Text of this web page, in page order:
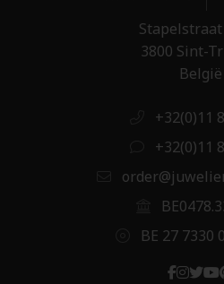
3800 Sint-
België
+32(0)11
+32(0)11
BE 27 7330